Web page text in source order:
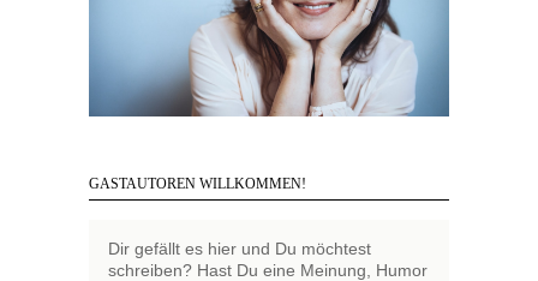
GASTAUTOREN WILLKOMMEN!
Dir gefällt es hier und Du möchtest
schreiben? Hast Du eine Meinung, Humor